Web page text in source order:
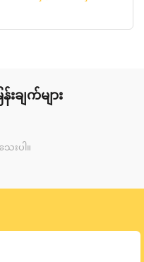
ချက်များ
ေးပါ။